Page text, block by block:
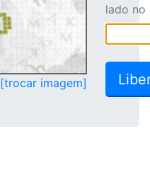
[trocar imagem]
lado no